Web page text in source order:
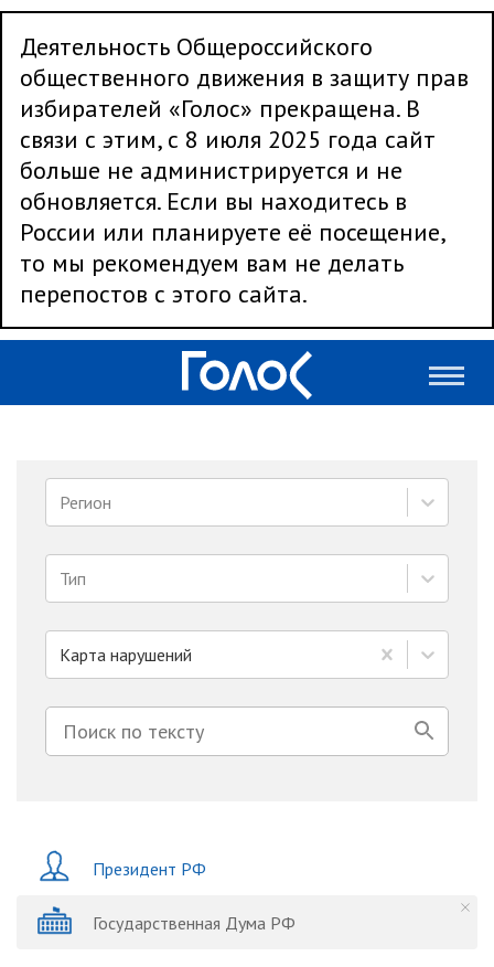
Деятельность Общероссийского
общественного движения в защиту прав
избирателей «Голос» прекращена. В
связи с этим, с 8 июля 2025 года сайт
больше не администрируется и не
обновляется. Если вы находитесь в
России или планируете её посещение,
то мы рекомендуем вам не делать
перепостов с этого сайта.
Регион
Тип
Карта нарушений
Президент РФ
Государственная Дума РФ